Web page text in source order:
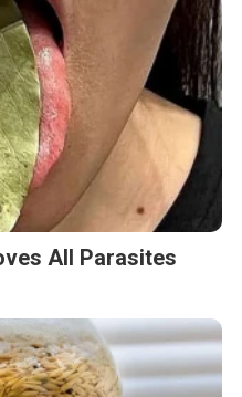
All Parasites